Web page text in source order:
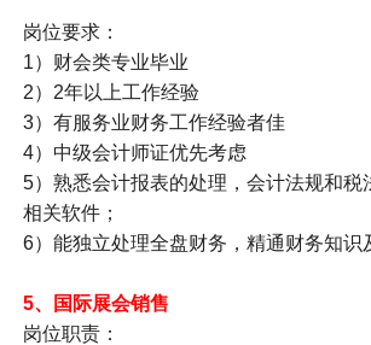
岗位要求：
1）财会类专业毕业
2）2年以上工作经验
3）有服务业财务工作经验者佳
4）中级会计师证优先考虑
5）熟悉会计报表的处理，会计法规和税
相关软件；
6）能独立处理全盘财务，精通财务知识
5、
国际展会销售
岗位职责：